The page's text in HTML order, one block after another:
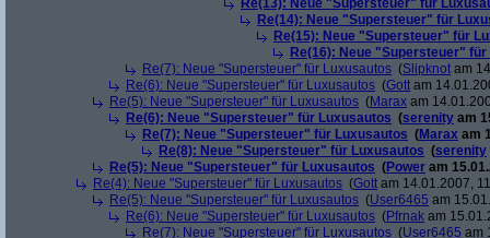
Re(13): Neue "Supersteuer" für
Re(14): Neue "Supersteuer" für
Re(15): Neue "Supersteuer" für
Re(16): Neue "Supersteuer"
Re(7): Neue "Supersteuer" für Luxusautos (Slipknot am
Re(6): Neue "Supersteuer" für Luxusautos (Gott am
Re(5): Neue "Supersteuer" für Luxusautos (Marax am
Re(6): Neue "Supersteuer" für Luxusautos (serenity am
Re(7): Neue "Supersteuer" für Luxusautos (Marax am
Re(8): Neue "Supersteuer" für Luxusautos (serenity
Re(5): Neue "Supersteuer" für Luxusautos (Power am
Re(4): Neue "Supersteuer" für Luxusautos (Gott am 14.01.2007,
Re(5): Neue "Supersteuer" für Luxusautos (User6465 am
Re(6): Neue "Supersteuer" für Luxusautos (Pfrnak am
Re(7): Neue "Supersteuer" für Luxusautos (User6465 am